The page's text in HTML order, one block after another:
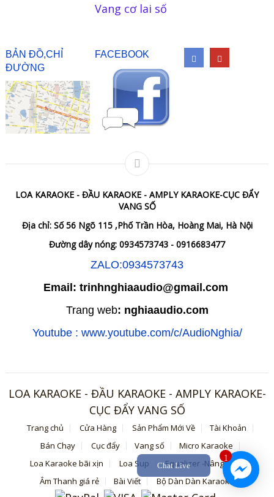
1
Chat Live
Vang cơ lai số
BẢN ĐỒ,CHỈ
ĐƯỜNG
FACEBOOK
LOA KARAOKE - ĐẦU KARAOKE - AMPLY KARAOKE-CỤC ĐẨY
VANG SỐ
Địa chỉ: Số 56 Ngõ 115 ,Phố Trần Hòa, Hoàng Mai, Hà Nội
Đường dây nóng: 0934573743 - 0916683477
ZALO:0934573743
Email: trinhnghiaaudio@gmail.com
Trang web: nghiaaudio.com
Youtube : www.youtube.com/c/AudioNghia/
LOA KARAOKE - ĐẦU KARAOKE - AMPLY KARAOKE-
CỤC ĐẨY VANG SỐ
Trang chủ Cửa Hàng Sản Phẩm Mới Về
Tài Khoản
Bán Chạy
Cục đẩy Vang số
Micro Karaoke
Loa Karaoke bãi xịn
Loa Sup
Equalizer -Nâng tiếng
Âm Thanh giá rẻ
Bài Viết Bộ Dàn Dàn Karaoke